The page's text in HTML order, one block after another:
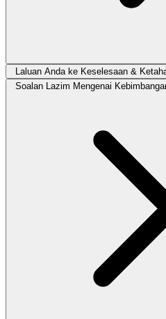
Laluan Anda ke Keselesaan &
Soalan Lazim Mengenai